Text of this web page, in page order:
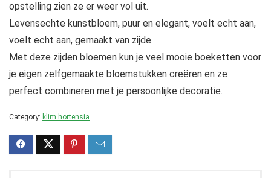
opstelling zien ze er weer vol uit.
Levensechte kunstbloem, puur en elegant, voelt echt aan,
voelt echt aan, gemaakt van zijde.
Met deze zijden bloemen kun je veel mooie boeketten voor
je eigen zelfgemaakte bloemstukken creëren en ze
perfect combineren met je persoonlijke decoratie.
Category: klim hortensia